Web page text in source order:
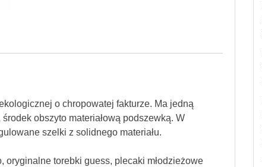
o chropowatej fakturze. Ma jedną
obszyto materiałową podszewką. W
szelki z solidnego materiału.
oryginalne torebki guess, plecaki młodzieżowe